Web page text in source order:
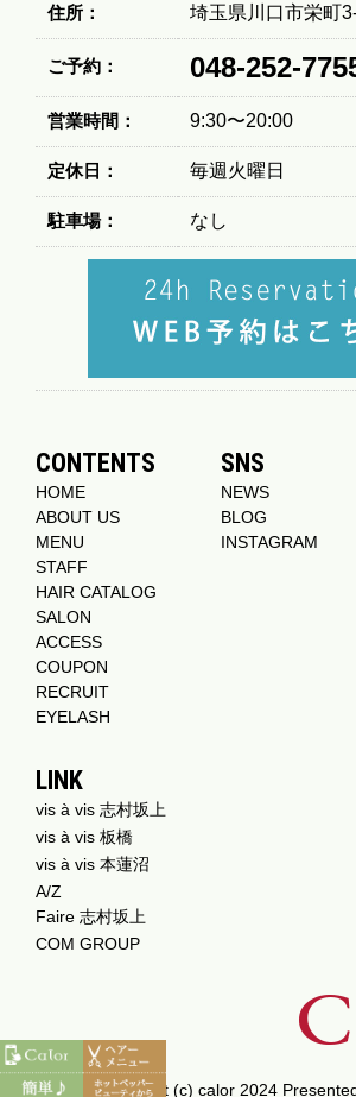
住所： 埼玉県川口市栄町
ご予約： 048-252-
営業時間： 9:30〜20:00
定休日： 毎週火曜日
駐車場： なし
CONTENTS
HOME
ABOUT US
MENU
STAFF
HAIR CATALOG
SALON
ACCESS
COUPON
RECRUIT
EYELASH
SNS
NEWS
BLOG
INSTAGRAM
LINK
vis à vis 志村坂上
vis à vis 板橋
vis à vis 本蓮沼
A/Z
Faire 志村坂上
COM GROUP
Copyright (c) calor 2024